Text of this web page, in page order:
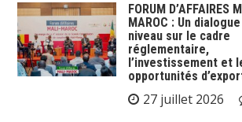
FORUM D’AFFAIRES
MAROC : Un
niveau sur le cadre
réglementaire,
l’investissement et
opportunités
27 juillet 2026